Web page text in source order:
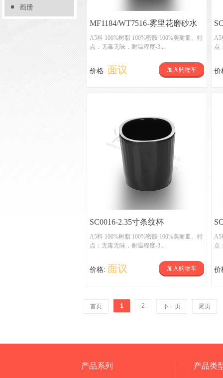
画册
MF1184/WT7516-雾里花磨砂水
杯
A5料 100%树脂 100%密胺 100%美耐皿。特
点：无毒无味，耐温程度-3...
价格: 面议 加入购物车
A5
点
SC0016-2.35寸条纹杯
A5料 100%树脂 100%密胺 100%美耐皿。特
点：无毒无味，耐温程度-3...
价格: 面议 加入购物车
A5
点
首页 1 2 下一页 尾页
产品系列 产品类